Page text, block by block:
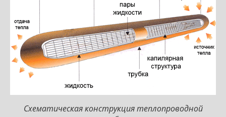
Схематическая конструкция теплопроводной